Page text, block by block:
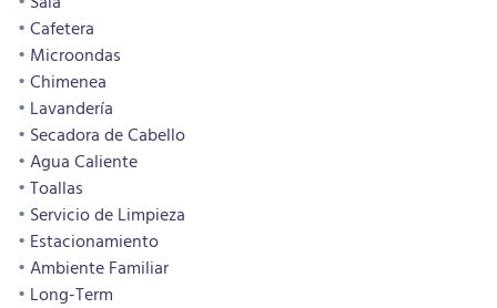
Cafetera
Microondas
Chimenea
Lavandería
Secadora de Cabello
Agua Caliente
Toallas
Servicio de Limpieza
Estacionamiento
Ambiente Familiar
Long-Term